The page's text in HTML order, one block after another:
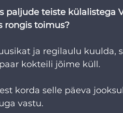
paljude teiste külalistega
rongis toimus?
ja regilaulu kuulda,
kokteili jõime küll.
korda selle päeva
vastu.